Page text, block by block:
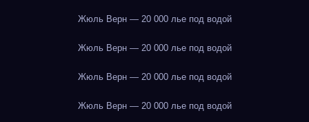
Жюль Верн — 20 000 лье под водой
Жюль Верн — 20 000 лье под водой
Жюль Верн — 20 000 лье под водой
Жюль Верн — 20 000 лье под водой